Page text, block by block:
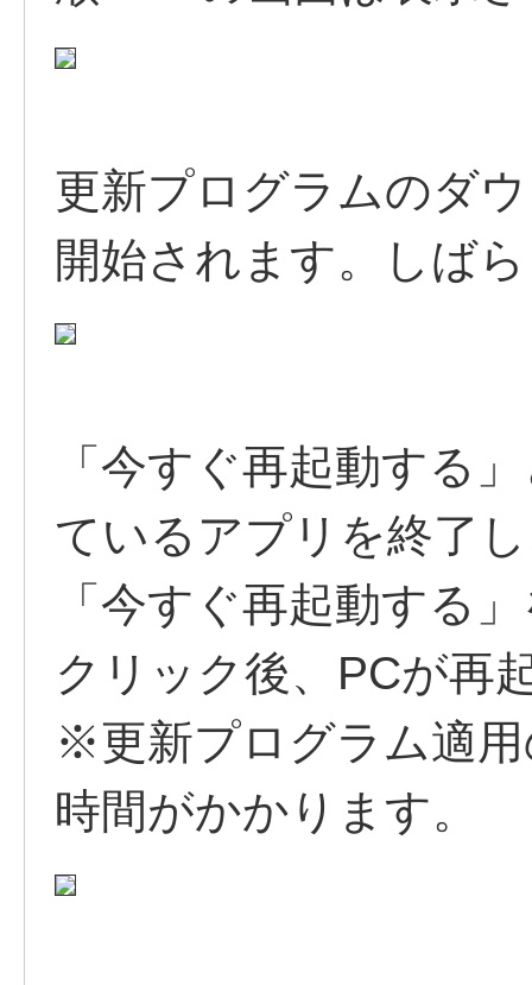
更新プログラムのダ
開始されます。しば
「今すぐ再起動する
ているアプリを終了
「今すぐ再起動する
クリック後、PCが再
※更新プログラム適
時間がかかります。